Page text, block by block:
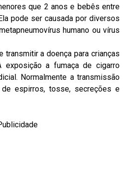
que 2 anos e bebês entre
pode ser causada por diversos
humano ou vírus
transmitir a doença para crianças
exposição a fumaça de cigarro
Normalmente a transmissão
espirros, tosse, secreções e